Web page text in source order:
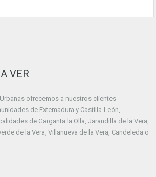
VER
Urbanas ofrecemos a nuestros clientes
de Extemadura y Castilla-León,
de Garganta la Olla, Jarandilla de la Vera,
de la Vera, Villanueva de la Vera, Candeleda o